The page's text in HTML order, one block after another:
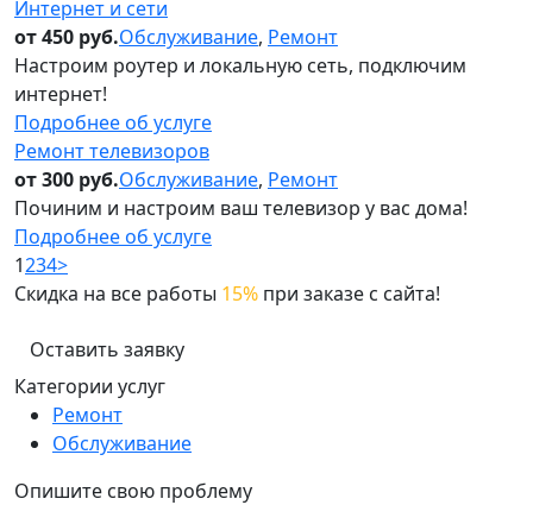
Интернет и сети
от 450 руб.Обслуживание, Ремонт
Настроим роутер и локальную сеть, подключим
интернет!
Подробнее об услуге
Ремонт телевизоров
от 300 руб.Обслуживание, Ремонт
Починим и настроим ваш телевизор у вас дома!
Подробнее об услуге
1234>
Скидка на все работы 15% при заказе с сайта!
Оставить заявку
Категории услуг
Ремонт
Обслуживание
Опишите свою проблему